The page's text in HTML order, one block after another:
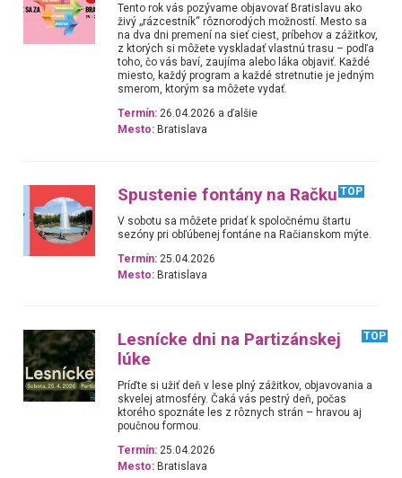
Tento rok vás pozývame objavovať Bratislavu ako
živý „rázcestník“ rôznorodých možností. Mesto sa
na dva dni premení na sieť ciest, príbehov a zážitkov,
z ktorých si môžete vyskladať vlastnú trasu – podľa
toho, čo vás baví, zaujíma alebo láka objaviť. Každé
miesto, každý program a každé stretnutie je jedným
smerom, ktorým sa môžete vydať.
Termín: 26.04.2026 a ďalšie
Mesto: Bratislava
Spustenie fontány na Račku TOP
V sobotu sa môžete pridať k spoločnému štartu
sezóny pri obľúbenej fontáne na Račianskom mýte.
Termín: 25.04.2026
Mesto: Bratislava
Lesnícke dni na Partizánskej
lúke
TOP
Príďte si užiť deň v lese plný zážitkov, objavovania a
skvelej atmosféry. Čaká vás pestrý deň, počas
ktorého spoznáte les z rôznych strán – hravou aj
poučnou formou.
Termín: 25.04.2026
Mesto: Bratislava